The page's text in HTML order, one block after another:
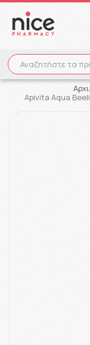
Αναζητήστε τα
Apivita Aqua